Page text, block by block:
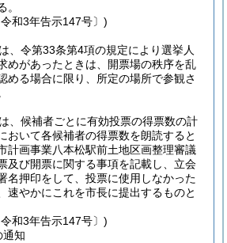
。
和3年告示147号〕)
、令第33条第4項の規定により選挙人
めがあったときは、開票場の秩序を乱
める場合に限り、所定の場所で参観さ
、候補者ごとに有効投票の得票数の計
おいて各候補者の得票数を朗読すると
計画事業八本松駅前土地区画整理審議
及び開票に関する事項を記載し、立会
名押印をして、投票に使用しなかった
速やかにこれを市長に提出するものと
和3年告示147号〕)
通知